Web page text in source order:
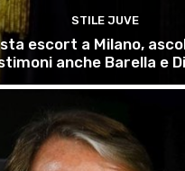
STILE JUVE
escort a Milano,
anche Barella e